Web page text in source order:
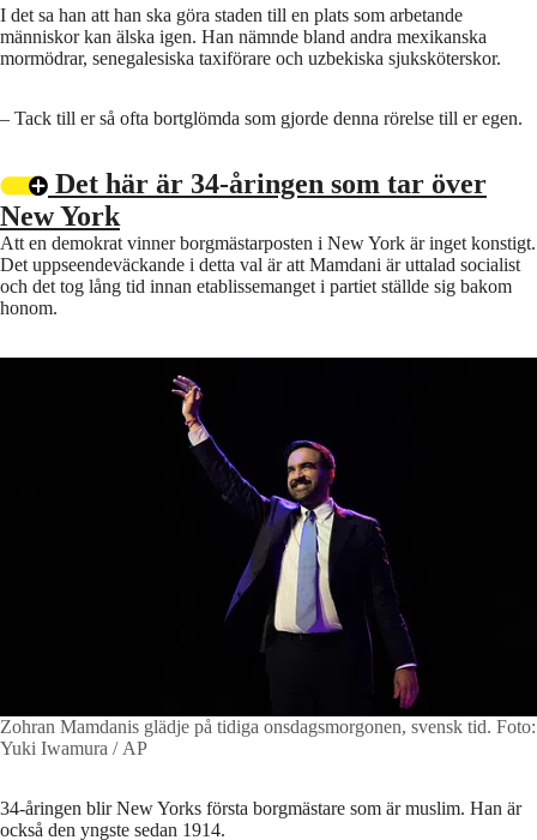
I det sa han att han ska göra staden till en plats som arbetande
människor kan älska igen. Han nämnde bland andra mexikanska
mormödrar, senegalesiska taxiförare och uzbekiska sjuksköterskor.
– Tack till er så ofta bortglömda som gjorde denna rörelse till er egen.
Det här är 34-åringen som tar över
New York
Att en demokrat vinner borgmästarposten i New York är inget konstigt.
Det uppseendeväckande i detta val är att Mamdani är uttalad socialist
och det tog lång tid innan etablissemanget i partiet ställde sig bakom
honom.
Zohran Mamdanis glädje på tidiga onsdagsmorgonen, svensk tid. Foto:
Yuki Iwamura / AP
34-åringen blir New Yorks första borgmästare som är muslim. Han är
också den yngste sedan 1914.